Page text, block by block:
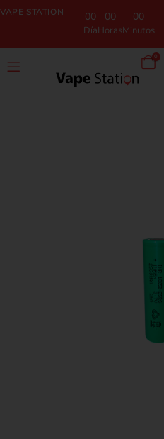
VAPE STATION 00
Día
00
Horas
00
Minutos
0